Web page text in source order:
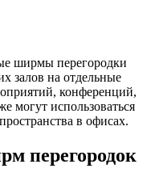
ширмы перегородки
залов на отдельные
конференций,
могут использоваться
в офисах.
перегородок